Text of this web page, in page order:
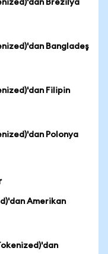
Brezilya
Bangladeş
Filipin
Polonya
Amerikan